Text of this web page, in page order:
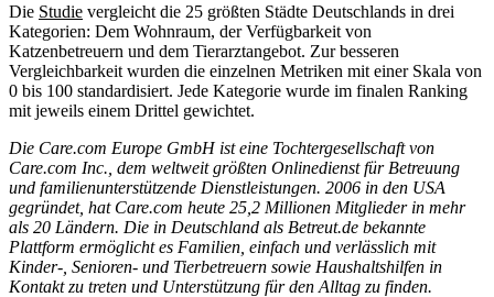
Die Studie vergleicht die 25 größten Städte Deutschlands in drei
Kategorien: Dem Wohnraum, der Verfügbarkeit von
Katzenbetreuern und dem Tierarztangebot. Zur besseren
Vergleichbarkeit wurden die einzelnen Metriken mit einer Skala von
0 bis 100 standardisiert. Jede Kategorie wurde im finalen Ranking
mit jeweils einem Drittel gewichtet.
Die Care.com Europe GmbH ist eine Tochtergesellschaft von
Care.com Inc., dem weltweit größten Onlinedienst für Betreuung
und familienunterstützende Dienstleistungen. 2006 in den USA
gegründet, hat Care.com heute 25,2 Millionen Mitglieder in mehr
als 20 Ländern. Die in Deutschland als Betreut.de bekannte
Plattform ermöglicht es Familien, einfach und verlässlich mit
Kinder-, Senioren- und Tierbetreuern sowie Haushaltshilfen in
Kontakt zu treten und Unterstützung für den Alltag zu finden.